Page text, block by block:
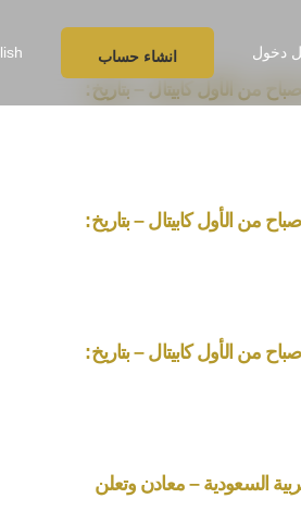
دخول انشاء حساب
من الأول كابيتال – بتاريخ:
من الأول كابيتال – بتاريخ:
من الأول كابيتال – بتاريخ:
السعودية – معادن وتعلن